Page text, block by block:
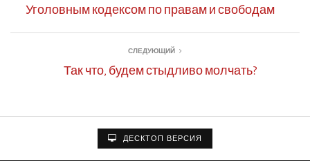
Уголовным кодексом по правам и свободам
СЛЕДУЮЩИЙ
Так что, будем стыдливо молчать?
ДЕСКТОП ВЕРСИЯ